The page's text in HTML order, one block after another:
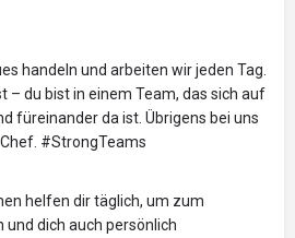
handeln und arbeiten wir jeden Tag.
– du bist in einem Team, das sich auf
füreinander da ist. Übrigens bei uns
#StrongTeams
helfen dir täglich, um zum
dich auch persönlich